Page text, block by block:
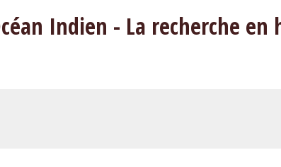
Indien - La recherche